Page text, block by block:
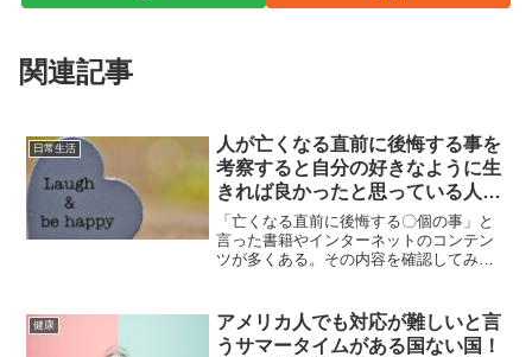
関連記事
日常生活
人が亡くなる直前に後悔する事を
考察すると自分の好きなように生
きれば良かったと思っている人が
多い!?たった一度の人生、時間を
大切に！
「亡くなる直前に後悔する〇個の事」と
言った書籍やインターネットのコンテン
ツが多くある。その内容を確認してみる
やり過ぎたと思っている人が多い。時間
を大切にしなくてはと感じる。
健康
アメリカ人でも対応が難しいと言
うサマータイムがある国ない国！